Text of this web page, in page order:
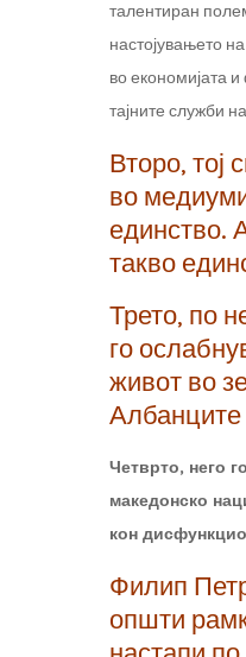
талентиран
настојувањето
во економијата
тајните служби
Второ, тој
во
единство.
такво
Трето, по
го
живот во
Албанците
Четврто, него
македонско
кон
Филип
општи